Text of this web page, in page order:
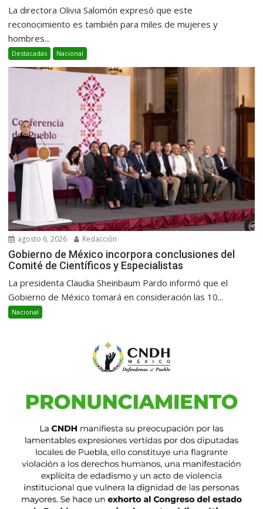
La directora Olivia Salomón expresó que este
reconocimiento es también para miles de mujeres y
hombres...
Destacadas Nacional
agosto 6, 2026 Redacción
Gobierno de México incorpora conclusiones del
Comité de Científicos y Especialistas
La presidenta Claudia Sheinbaum Pardo informó que el
Gobierno de México tomará en consideración las 10...
Nacional